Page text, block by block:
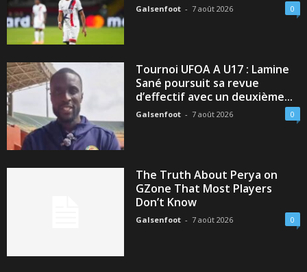
Galsenfoot - 7 août 2026 0
Tournoi UFOA A U17 : Lamine
Sané poursuit sa revue
d’effectif avec un deuxième...
Galsenfoot - 7 août 2026 0
The Truth About Perya on
GZone That Most Players
Don’t Know
Galsenfoot - 7 août 2026 0